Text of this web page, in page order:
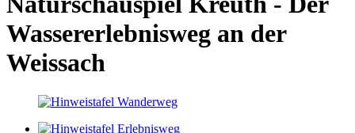
Wassererlebnisweg an der
Weissach